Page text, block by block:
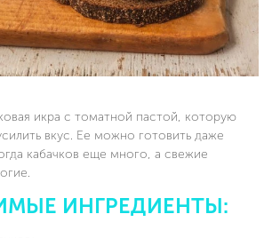
икра с томатной пастой, которую
вкус. Ее можно готовить даже
кабачков еще много, а свежие
ИНГРЕДИЕНТЫ: